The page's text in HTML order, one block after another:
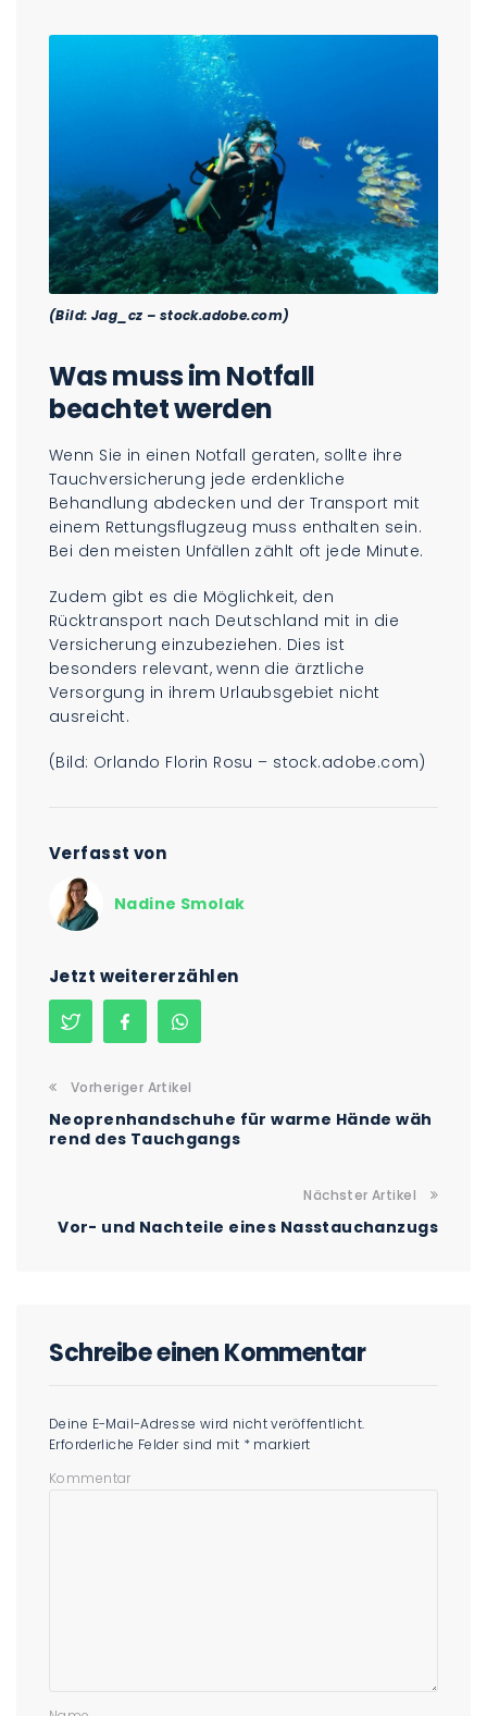
(Bild: Jag_cz – stock.adobe.com)
Was muss im Notfall
beachtet werden
Wenn Sie in einen Notfall geraten, sollte ihre
Tauchversicherung jede erdenkliche
Behandlung abdecken und der Transport mit
einem Rettungsflugzeug muss enthalten sein.
Bei den meisten Unfällen zählt oft jede Minute.
Zudem gibt es die Möglichkeit, den
Rücktransport nach Deutschland mit in die
Versicherung einzubeziehen. Dies ist
besonders relevant, wenn die ärztliche
Versorgung in ihrem Urlaubsgebiet nicht
ausreicht.
(Bild: Orlando Florin Rosu – stock.adobe.com)
Verfasst von
Nadine Smolak
Jetzt weitererzählen
Vorheriger Artikel
Neoprenhandschuhe für warme Hände wäh
rend des Tauchgangs
Nächster Artikel
Vor- und Nachteile eines Nasstauchanzugs
Schreibe einen Kommentar
Deine E-Mail-Adresse wird nicht veröffentlicht.
Erforderliche Felder sind mit * markiert
Kommentar